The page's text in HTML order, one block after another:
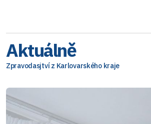
Aktuálně
Zpravodasjtví z Karlovarského kraje